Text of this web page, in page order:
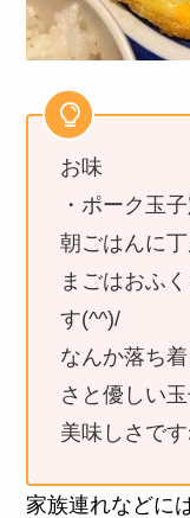
お味
・ポーク玉子
朝ごはんに
まごはおふ
す(^^)/
なんか落ち
さと優しい
美味しさで
家族連れなどに